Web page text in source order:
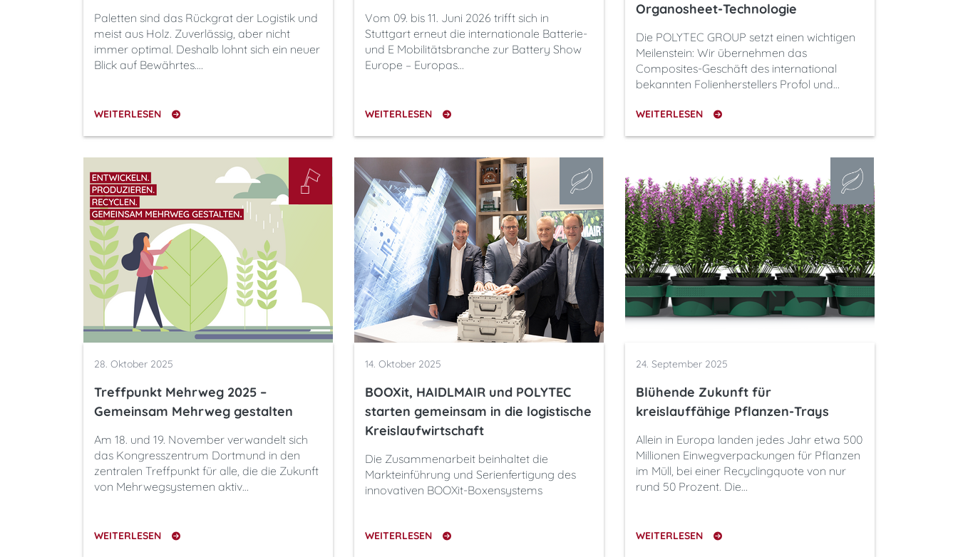
Paletten sind das Rückgrat der Logistik und
meist aus Holz. Zuverlässig, aber nicht
immer optimal. Deshalb lohnt sich ein neuer
Blick auf Bewährtes.…
WEITERLESEN
Vom 09. bis 11. Juni 2026 trifft sich in
Stuttgart erneut die internationale Batterie-
und E Mobilitätsbranche zur Battery Show
Europe – Europas…
WEITERLESEN
Organosheet-Technologie
Die POLYTEC GROUP setzt einen wichtigen
Meilenstein: Wir übernehmen das
Composites-Geschäft des international
bekannten Folienherstellers Profol und…
WEITERLESEN
28. Oktober 2025
Treffpunkt Mehrweg 2025 –
Gemeinsam Mehrweg gestalten
Am 18. und 19. November verwandelt sich
das Kongresszentrum Dortmund in den
zentralen Treffpunkt für alle, die die Zukunft
von Mehrwegsystemen aktiv…
WEITERLESEN
14. Oktober 2025
BOOXit, HAIDLMAIR und POLYTEC
starten gemeinsam in die logistische
Kreislaufwirtschaft
Die Zusammenarbeit beinhaltet die
Markteinführung und Serienfertigung des
innovativen BOOXit-Boxensystems
WEITERLESEN
24. September 2025
Blühende Zukunft für
kreislauffähige Pflanzen-Trays
Allein in Europa landen jedes Jahr etwa 500
Millionen Einwegverpackungen für Pflanzen
im Müll, bei einer Recyclingquote von nur
rund 50 Prozent. Die…
WEITERLESEN